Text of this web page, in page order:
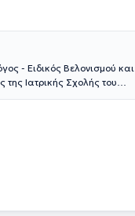
- Ειδικός Βελονισμού και
της Ιατρικής Σχολής του
της Ελληνικής